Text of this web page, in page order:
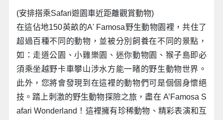
(安排搭乘Safari遊園車近距離觀賞動物)
在這佔地150英畝的A' Famosa野生動物園裡，共住了
超過百種不同的動物，並被分別飼養在不同的景點，
如：走道公園、小雞樂園、迷你動物園、猴子島即必
須乘坐越野卡車攀山涉水方能一睹的野生動物世界。
此外，您將會發現到在這裡的動物們可是個個身懷絕
技。踏上刺激的野生動物探險之旅，盡在 A’Famosa S
afari Wonderland！這裡擁有珍稀動物、精彩表演和互